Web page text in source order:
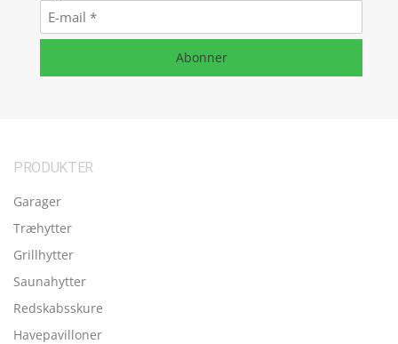
E-
mail*
Abonner
PRODUKTER
Garager
Træhytter
Grillhytter
Saunahytter
Redskabsskure
Havepavilloner